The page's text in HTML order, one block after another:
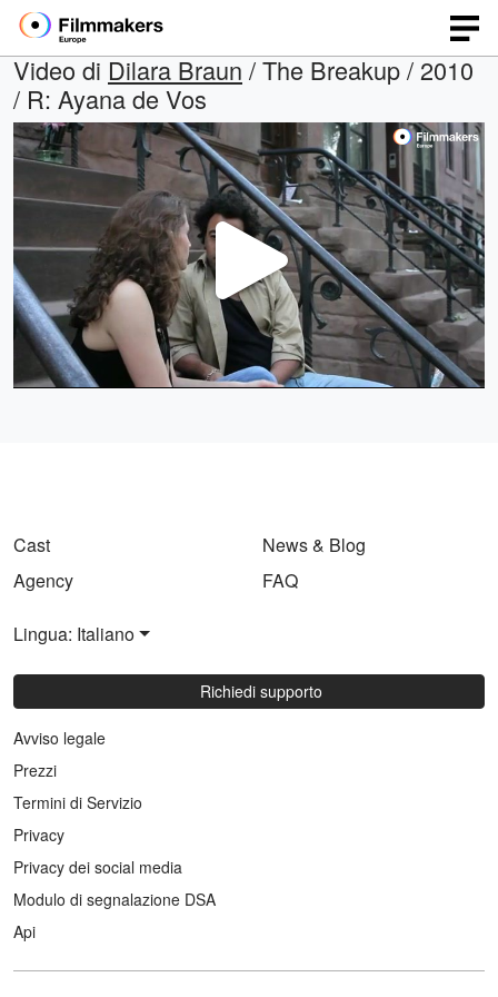
Video di Dilara Braun / The Breakup / 2010
/ R: Ayana de Vos
Play
Video
Cast
Agency
News & Blog
FAQ
Lingua: Italiano
Richiedi supporto
Avviso legale
Prezzi
Termini di Servizio
Privacy
Privacy dei social media
Modulo di segnalazione DSA
Api